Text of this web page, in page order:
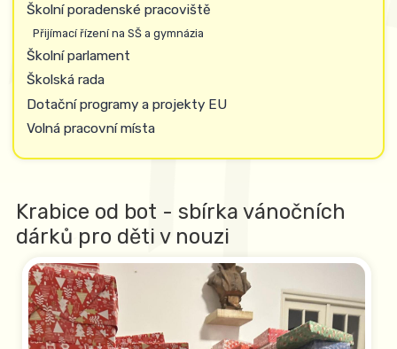
Školní poradenské pracoviště
Přijímací řízení na SŠ a gymnázia
Školní parlament
Školská rada
Dotační programy a projekty EU
Volná pracovní místa
Krabice od bot - sbírka vánočních
dárků pro děti v nouzi